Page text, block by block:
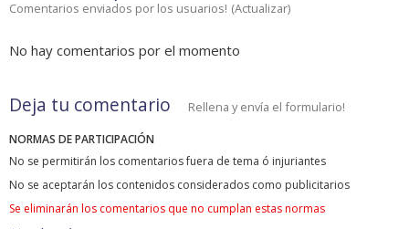
Comentarios enviados por los usuarios! (Actualizar)
No hay comentarios por el momento
Deja tu comentario Rellena y envía el formulario!
NORMAS DE PARTICIPACIÓN
No se permitirán los comentarios fuera de tema ó injuriantes
No se aceptarán los contenidos considerados como publicitarios
Se eliminarán los comentarios que no cumplan estas normas